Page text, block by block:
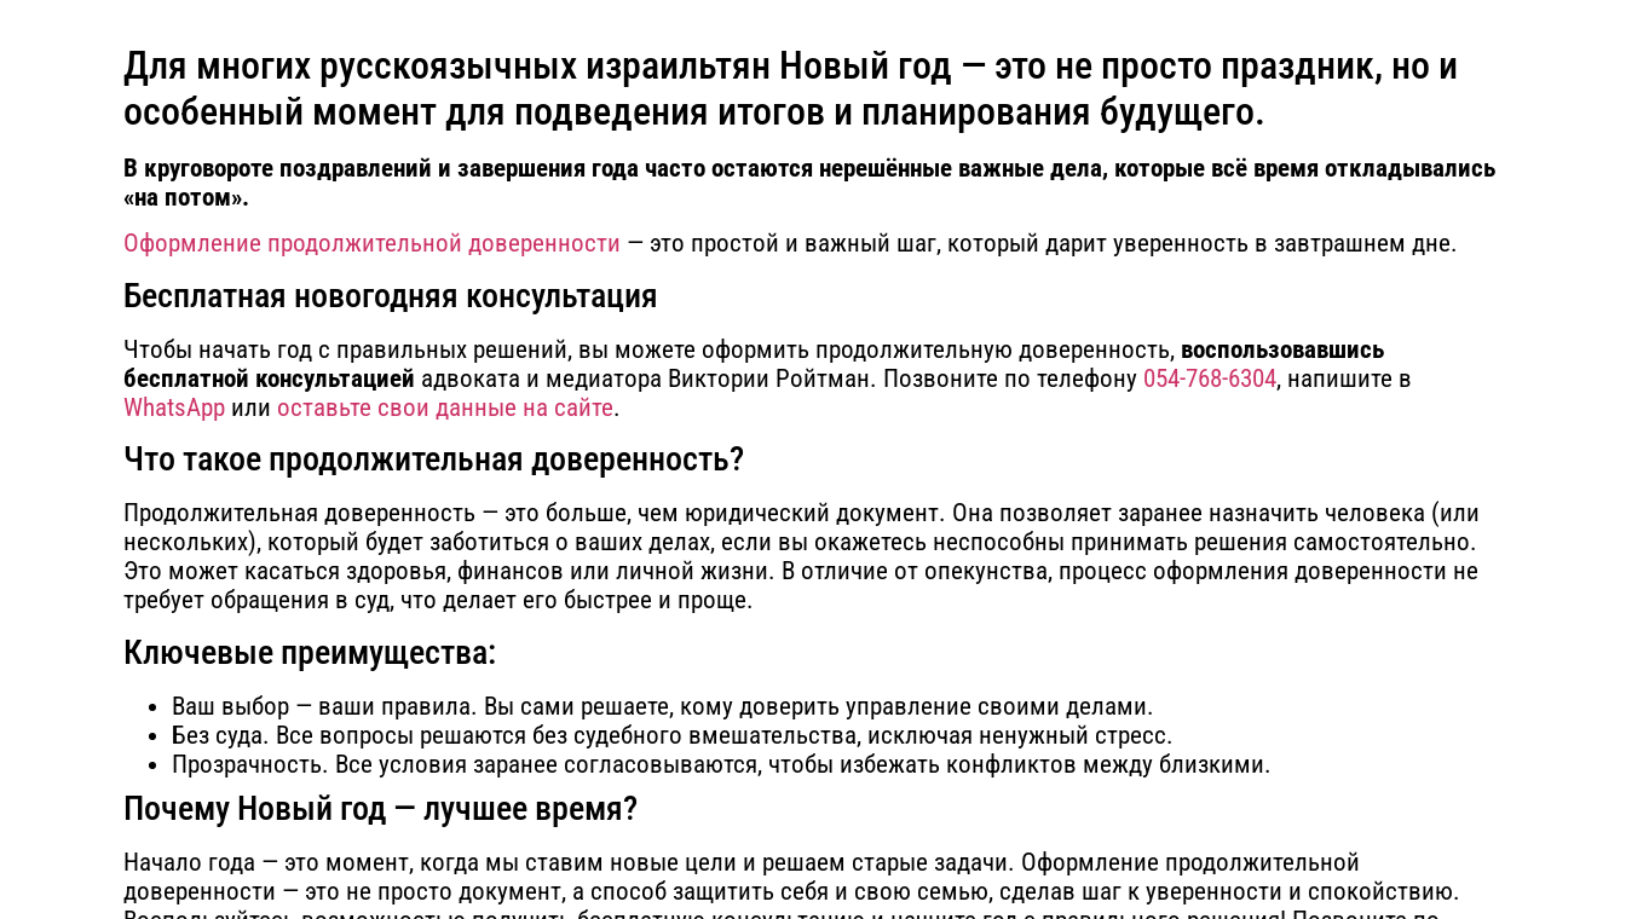
Для многих русскоязычных израильтян Новый год — это не просто праздник, но и
особенный момент для подведения итогов и планирования будущего.
В круговороте поздравлений и завершения года часто остаются нерешённые важные дела, которые всё время откладывались
«на потом».
Оформление продолжительной доверенности — это простой и важный шаг, который дарит уверенность в завтрашнем дне.
Бесплатная новогодняя консультация
Чтобы начать год с правильных решений, вы можете оформить продолжительную доверенность, воспользовавшись
бесплатной консультацией адвоката и медиатора Виктории Ройтман. Позвоните по телефону 054-768-6304, напишите в
WhatsApp или оставьте свои данные на сайте.
Что такое продолжительная доверенность?
Продолжительная доверенность — это больше, чем юридический документ. Она позволяет заранее назначить человека (или
нескольких), который будет заботиться о ваших делах, если вы окажетесь неспособны принимать решения самостоятельно.
Это может касаться здоровья, финансов или личной жизни. В отличие от опекунства, процесс оформления доверенности не
требует обращения в суд, что делает его быстрее и проще.
Ключевые преимущества:
Ваш выбор — ваши правила. Вы сами решаете, кому доверить управление своими делами.
Без суда. Все вопросы решаются без судебного вмешательства, исключая ненужный стресс.
Прозрачность. Все условия заранее согласовываются, чтобы избежать конфликтов между близкими.
Почему Новый год — лучшее время?
Начало года — это момент, когда мы ставим новые цели и решаем старые задачи. Оформление продолжительной
доверенности — это не просто документ, а способ защитить себя и свою семью, сделав шаг к уверенности и спокойствию.